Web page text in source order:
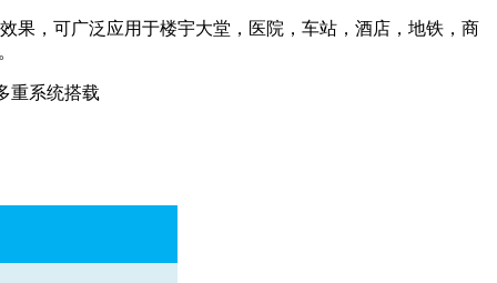
，可广泛应用于楼宇大堂，医院，车站，酒店，地铁，商